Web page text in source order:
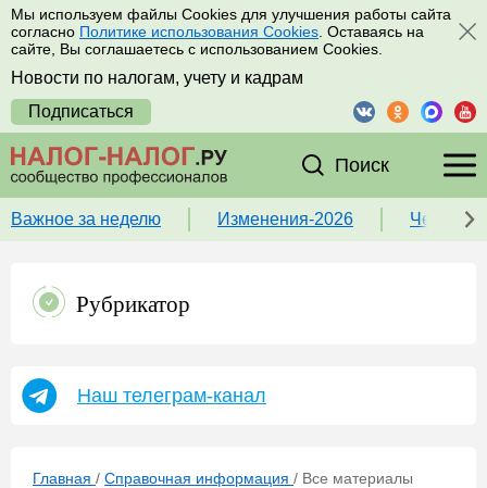
Мы используем файлы Cookies для улучшения работы сайта
согласно Политике использования Cookies . Оставаясь на
сайте, Вы соглашаетесь с использованием Cookies.
Новости по налогам, учету и кадрам
Подписаться
Поиск
Важное за неделю Изменения-2026 Чек-
Рубрикатор
Наш телеграм-канал
Главная / Справочная информация / Все материалы